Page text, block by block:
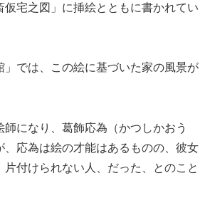
仮宅之図」に挿絵とともに書かれてい
」では、この絵に基づいた家の風景が
になり、葛飾応為（かつしかおう
、応為は絵の才能はあるものの、彼女
片付けられない人、だった、とのこと